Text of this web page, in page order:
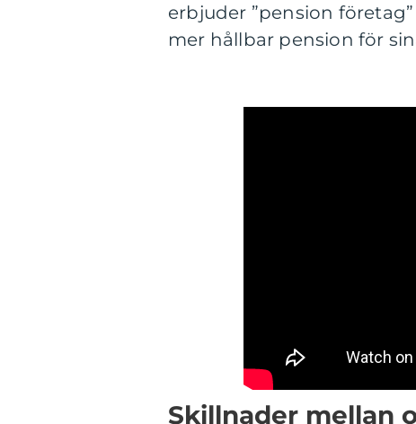
erbjuder ”pension
mer hållbar pension för
Skillnader mellan